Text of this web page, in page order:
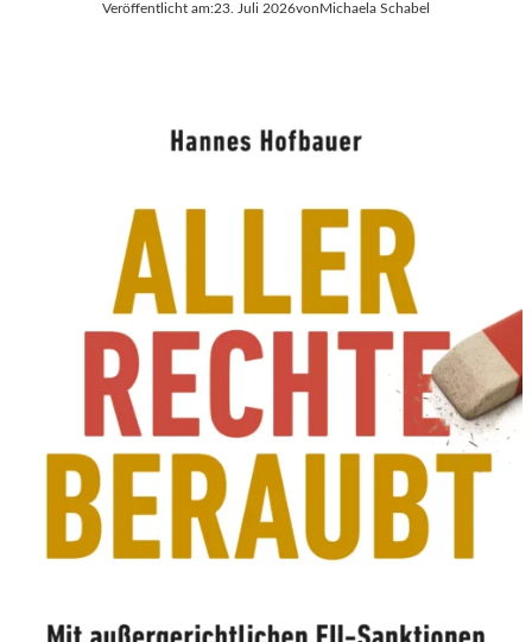
Veröffentlicht am:23. Juli 2026vonMichaela Schabel